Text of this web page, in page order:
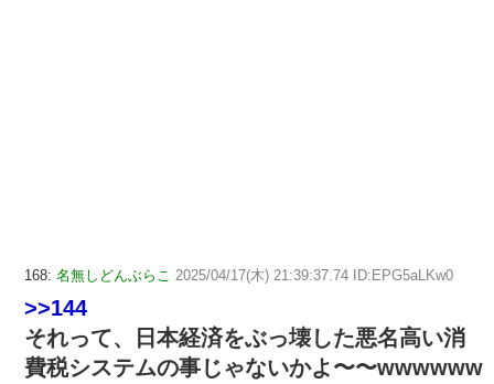
168: 名無しどんぶらこ 2025/04/17(木) 21:39:37.74 ID:EPG5aLKw0
>>144
それって、日本経済をぶっ壊した悪名高い消
費税システムの事じゃないかよ〜〜wwwwww